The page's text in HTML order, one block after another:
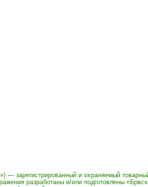
— зарегистрированный и охраняемый
разработаны и/или подготовлены